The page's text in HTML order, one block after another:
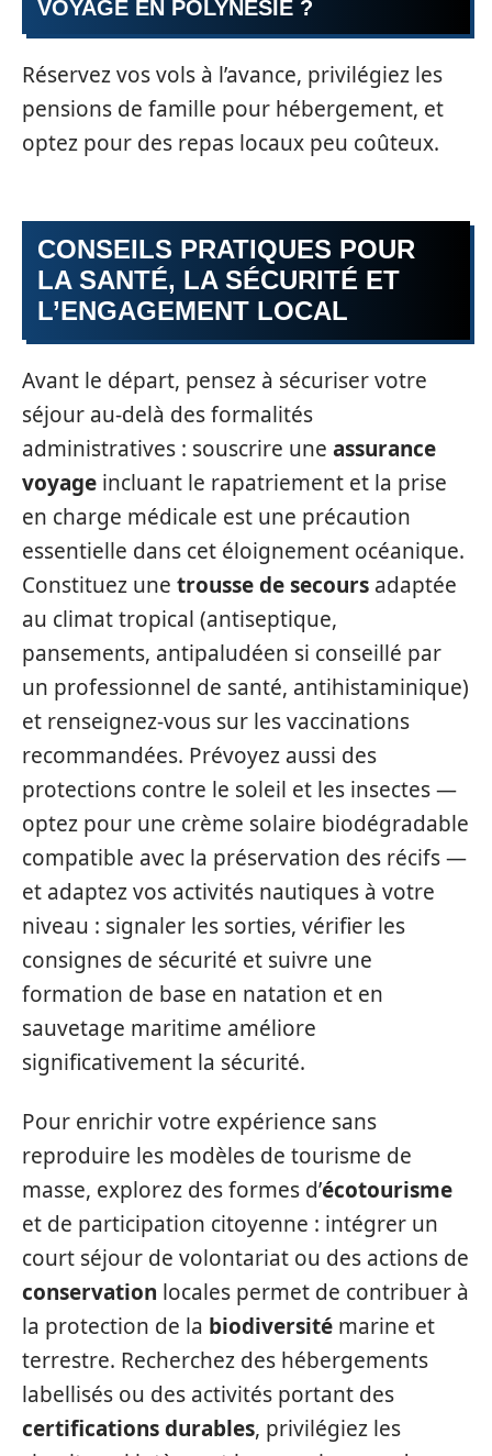
VOYAGE EN POLYNÉSIE ?
Réservez vos vols à l’avance, privilégiez les
pensions de famille pour hébergement, et
optez pour des repas locaux peu coûteux.
CONSEILS PRATIQUES POUR
LA SANTÉ, LA SÉCURITÉ ET
L’ENGAGEMENT LOCAL
Avant le départ, pensez à sécuriser votre
séjour au-delà des formalités
administratives : souscrire une assurance
voyage incluant le rapatriement et la prise
en charge médicale est une précaution
essentielle dans cet éloignement océanique.
Constituez une trousse de secours adaptée
au climat tropical (antiseptique,
pansements, antipaludéen si conseillé par
un professionnel de santé, antihistaminique)
et renseignez‑vous sur les vaccinations
recommandées. Prévoyez aussi des
protections contre le soleil et les insectes —
optez pour une crème solaire biodégradable
compatible avec la préservation des récifs —
et adaptez vos activités nautiques à votre
niveau : signaler les sorties, vérifier les
consignes de sécurité et suivre une
formation de base en natation et en
sauvetage maritime améliore
significativement la sécurité.
Pour enrichir votre expérience sans
reproduire les modèles de tourisme de
masse, explorez des formes d’écotourisme
et de participation citoyenne : intégrer un
court séjour de volontariat ou des actions de
conservation locales permet de contribuer à
la protection de la biodiversité marine et
terrestre. Recherchez des hébergements
labellisés ou des activités portant des
certifications durables, privilégiez les